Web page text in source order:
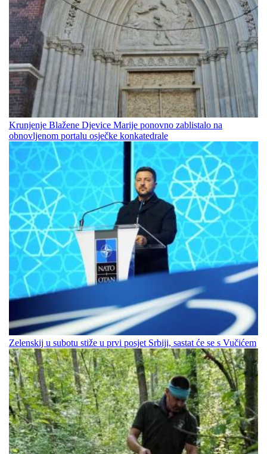
Krunjenje Blažene Djevice Marije ponovno zablistalo na
obnovljenom portalu osječke konkatedrale
Zelenskij u subotu stiže u prvi posjet Srbiji, sastat će se s Vučićem